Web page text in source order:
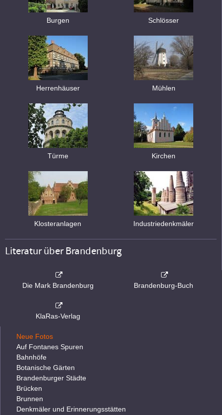
Burgen Schlösser
Herrenhäuser Mühlen
Türme Kirchen
Klosteranlagen Industriedenkmäler
Literatur über Brandenburg
Die Mark Brandenburg Brandenburg-Buch
KlaRas-Verlag
Neue Fotos
Auf Fontanes Spuren
Bahnhöfe
Botanische Gärten
Brandenburger Städte
Brücken
Brunnen
Denkmäler und Erinnerungsstätten